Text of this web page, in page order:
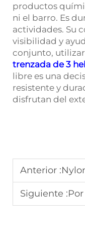
productos
ni el barro. Es
actividades. Su
visibilidad y
conjunto, utilizar
trenzada de 3
libre es una
resistente y
disfrutan del
Anterior :Nylon
Siguiente :Por qué